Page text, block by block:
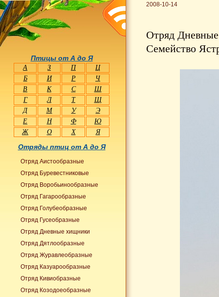
2008-10-14
Отряд
Семейство
Птицы от А до Я
А З П
Ц
Б
И Р
Ч
В
К С
Ш
Г
Л Т
Щ
Д
М У
Э
Е
Н Ф
Ю
Ж
О Х Я
Отряды птиц от А до Я
Отряд Аистообразные
Отряд Буревестниковые
Отряд Воробьинообразные
Отряд Гагарообразные
Отряд Голубеобразные
Отряд Гусеобразные
Отряд Дневные хищники
Отряд Дятлообразные
Отряд Журавлеобразные
Отряд Казуарообразные
Отряд Кивиобразные
Отряд Козодоеобразные